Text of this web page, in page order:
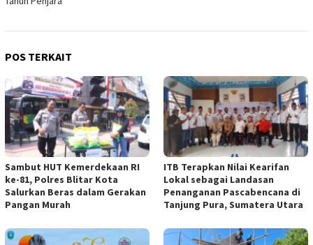
POS TERKAIT
Sambut HUT Kemerdekaan RI
ke-81, Polres Blitar Kota
Salurkan Beras dalam Gerakan
Pangan Murah
ITB Terapkan Nilai Kearifan
Lokal sebagai Landasan
Penanganan Pascabencana di
Tanjung Pura, Sumatera Utara